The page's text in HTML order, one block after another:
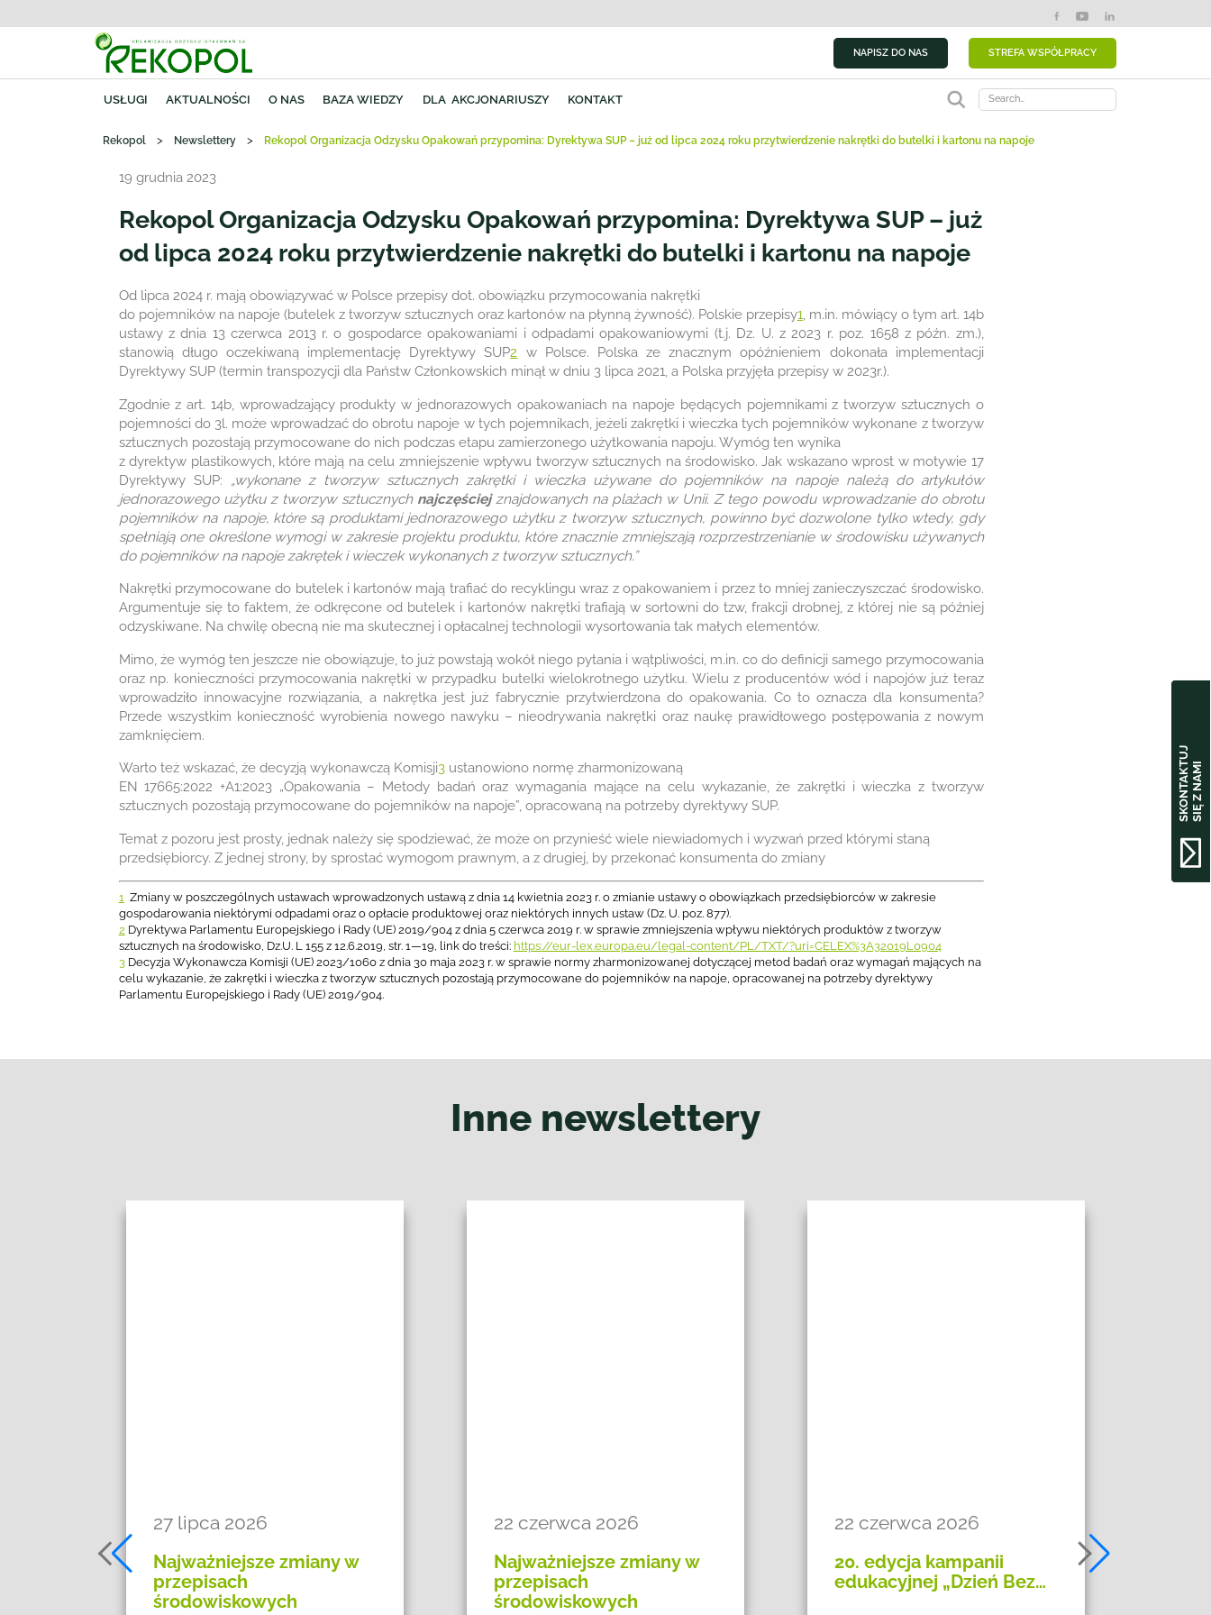
NAPISZ DO NAS STREFA WSPÓŁPRACY
USŁUGI AKTUALNOŚCI O NAS BAZA WIEDZY DLA AKCJONARIUSZY KONTAKT
S
K
O
N
T
A
KT
U
J
S
I
Ę
Z
N
A
MI
Rekopol > Newslettery > Rekopol Organizacja Odzysku Opakowań przypomina: Dyrektywa SUP – już od lipca 2024 roku przytwierdzenie nakrętki do butelki i kartonu na napoje
19 grudnia 2023
Rekopol Organizacja Odzysku Opakowań przypomina: Dyrektywa SUP – już
od lipca 2024 roku przytwierdzenie nakrętki do butelki i kartonu na napoje
Od lipca 2024 r. mają obowiązywać w Polsce przepisy dot. obowiązku przymocowania nakrętki
do pojemników na napoje (butelek z tworzyw sztucznych oraz kartonów na płynną żywność). Polskie przepisy1, m.in. mówiący o tym art. 14b
ustawy z dnia 13 czerwca 2013 r. o gospodarce opakowaniami i odpadami opakowaniowymi (t.j. Dz. U. z 2023 r. poz. 1658 z późn. zm.),
stanowią długo oczekiwaną implementację Dyrektywy SUP2 w Polsce. Polska ze znacznym opóźnieniem dokonała implementacji
Dyrektywy SUP (termin transpozycji dla Państw Członkowskich minął w dniu 3 lipca 2021, a Polska przyjęła przepisy w 2023r.).
Zgodnie z art. 14b, wprowadzający produkty w jednorazowych opakowaniach na napoje będących pojemnikami z tworzyw sztucznych o
pojemności do 3l. może wprowadzać do obrotu napoje w tych pojemnikach, jeżeli zakrętki i wieczka tych pojemników wykonane z tworzyw
sztucznych pozostają przymocowane do nich podczas etapu zamierzonego użytkowania napoju. Wymóg ten wynika
z dyrektyw plastikowych, które mają na celu zmniejszenie wpływu tworzyw sztucznych na środowisko. Jak wskazano wprost w motywie 17
Dyrektywy SUP: „wykonane z tworzyw sztucznych zakrętki i wieczka używane do pojemników na napoje należą do artykułów
jednorazowego użytku z tworzyw sztucznych najczęściej znajdowanych na plażach w Unii. Z tego powodu wprowadzanie do obrotu
pojemników na napoje, które są produktami jednorazowego użytku z tworzyw sztucznych, powinno być dozwolone tylko wtedy, gdy
spełniają one określone wymogi w zakresie projektu produktu, które znacznie zmniejszają rozprzestrzenianie w środowisku używanych
do pojemników na napoje zakrętek i wieczek wykonanych z tworzyw sztucznych.”
Nakrętki przymocowane do butelek i kartonów mają trafiać do recyklingu wraz z opakowaniem i przez to mniej zanieczyszczać środowisko.
Argumentuje się to faktem, że odkręcone od butelek i kartonów nakrętki trafiają w sortowni do tzw, frakcji drobnej, z której nie są później
odzyskiwane. Na chwilę obecną nie ma skutecznej i opłacalnej technologii wysortowania tak małych elementów.
Mimo, że wymóg ten jeszcze nie obowiązuje, to już powstają wokół niego pytania i wątpliwości, m.in. co do definicji samego przymocowania
oraz np. konieczności przymocowania nakrętki w przypadku butelki wielokrotnego użytku. Wielu z producentów wód i napojów już teraz
wprowadziło innowacyjne rozwiązania, a nakrętka jest już fabrycznie przytwierdzona do opakowania. Co to oznacza dla konsumenta?
Przede wszystkim konieczność wyrobienia nowego nawyku – nieodrywania nakrętki oraz naukę prawidłowego postępowania z nowym
zamknięciem.
Warto też wskazać, że decyzją wykonawczą Komisji3ustanowiono normę zharmonizowaną
EN 17665:2022 +A1:2023 „Opakowania – Metody badań oraz wymagania mające na celu wykazanie, że zakrętki i wieczka z tworzyw
sztucznych pozostają przymocowane do pojemników na napoje”, opracowaną na potrzeby dyrektywy SUP.
Temat z pozoru jest prosty, jednak należy się spodziewać, że może on przynieść wiele niewiadomych i wyzwań przed którymi staną
przedsiębiorcy. Z jednej strony, by sprostać wymogom prawnym, a z drugiej, by przekonać konsumenta do zmiany
1 Zmiany w poszczególnych ustawach wprowadzonych ustawą z dnia 14 kwietnia 2023 r. o zmianie ustawy o obowiązkach przedsiębiorców w zakresie
gospodarowania niektórymi odpadami oraz o opłacie produktowej oraz niektórych innych ustaw (Dz. U. poz. 877).
2 Dyrektywa Parlamentu Europejskiego i Rady (UE) 2019/904 z dnia 5 czerwca 2019 r. w sprawie zmniejszenia wpływu niektórych produktów z tworzyw
sztucznych na środowisko, Dz.U. L 155 z 12.6.2019, str. 1—19, link do treści: https://eur-lex.europa.eu/legal-content/PL/TXT/?uri=CELEX%3A32019L0904
3Decyzja Wykonawcza Komisji (UE) 2023/1060 z dnia 30 maja 2023 r. w sprawie normy zharmonizowanej dotyczącej metod badań oraz wymagań mających na
celu wykazanie, że zakrętki i wieczka z tworzyw sztucznych pozostają przymocowane do pojemników na napoje, opracowanej na potrzeby dyrektywy
Parlamentu Europejskiego i Rady (UE) 2019/904.
Inne newslettery
27 lipca 2026
Najważniejsze zmiany w
przepisach
środowiskowych
22 czerwca 2026
Najważniejsze zmiany w
przepisach
środowiskowych
22 czerwca 2026
20. edycja kampanii
edukacyjnej „Dzień Bez…